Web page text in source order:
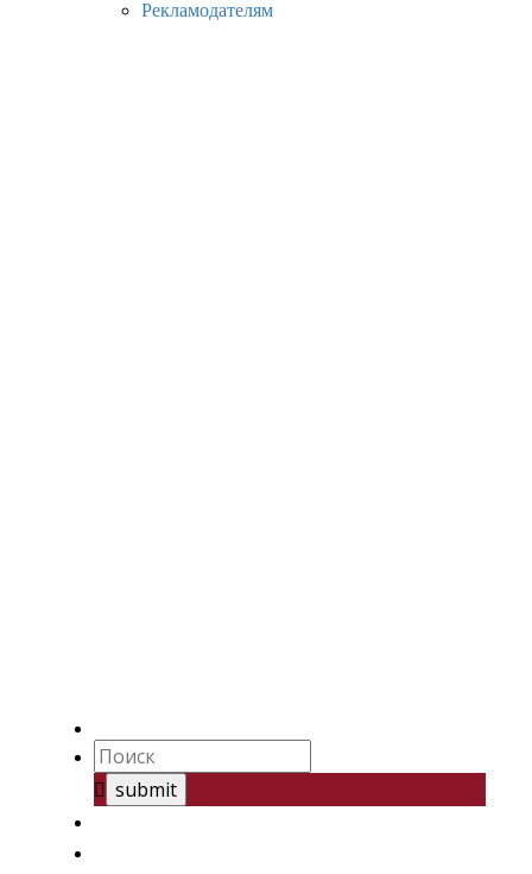
Рекламодателям